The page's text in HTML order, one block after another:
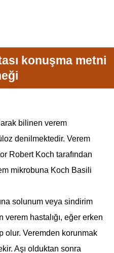
konuşma metni
bilinen verem
denilmektedir. Verem
Robert Koch tarafından
mikrobuna Koch Basili
solunum veya sindirim
veremhastalığı, eğer erken
olur. Veremden korunmak
Aşı olduktan sonra